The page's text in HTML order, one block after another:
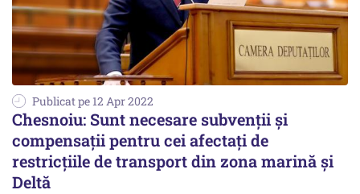
Publicat pe 12 Apr 2022
Chesnoiu: Sunt necesare subvenţii şi
compensaţii pentru cei afectaţi de
restricţiile de transport din zona marină şi
Deltă